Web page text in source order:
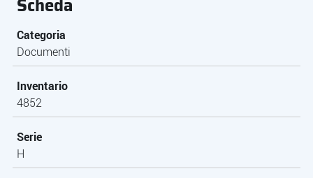
Scheda
Categoria
Documenti
Inventario
4852
Serie
H